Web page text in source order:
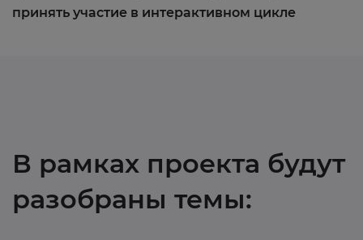
принять участие в интерактивном цикле
В рамках проекта будут
разобраны темы: